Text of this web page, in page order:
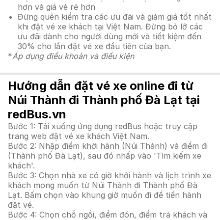
hơn và giá vé rẻ hơn
Đừng quên kiểm tra các ưu đãi và giảm giá tốt nhất
khi đặt vé xe khách tại Việt Nam. Đừng bỏ lỡ các
ưu đãi dành cho người dùng mới và tiết kiệm đến
30% cho lần đặt vé xe đầu tiên của bạn.
*Áp dụng điều khoản và điều kiện
Hướng dẫn đặt vé xe online đi từ
Núi Thành đi Thành phố Đà Lạt tại
redBus.vn
Bước 1: Tải xuống ứng dụng redBus hoặc truy cập
trang web đặt vé xe khách Việt Nam.
Bước 2: Nhập điểm khởi hành (Núi Thành) và điểm đi
(Thành phố Đà Lạt), sau đó nhấp vào 'Tìm kiếm xe
khách'.
Bước 3: Chọn nhà xe có giờ khởi hành và lịch trình xe
khách mong muốn từ Núi Thành đi Thành phố Đà
Lạt. Bấm chọn vào khung giờ muốn đi để tiến hành
đặt vé.
Bước 4: Chọn chỗ ngồi, điểm đón, điểm trả khách và